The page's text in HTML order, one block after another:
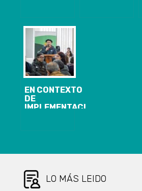
BIOBÍO
EN CONTEXTO
DE
IMPLEMENTACIÓN
CENTENAR
ACTORES
SOCIALES DE
LO MÁS LEIDO